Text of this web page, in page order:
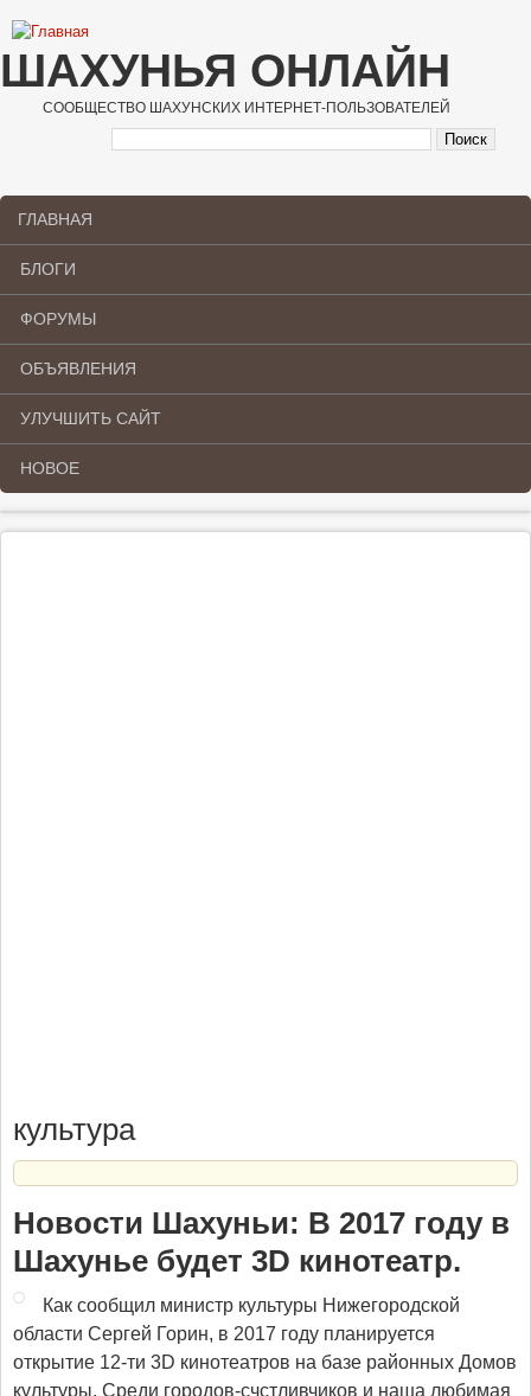
Перейти к основному содержанию
ШАХУНЬЯ ОНЛАЙН
СООБЩЕСТВО ШАХУНСКИХ ИНТЕРНЕТ-ПОЛЬЗОВАТЕЛЕЙ
Main menu
ГЛАВНАЯ
БЛОГИ
ФОРУМЫ
ОБЪЯВЛЕНИЯ
УЛУЧШИТЬ САЙТ
НОВОЕ
культура
Новости Шахуньи: В 2017 году в
Шахунье будет 3D кинотеатр.
Как сообщил министр культуры Нижегородской
области Сергей Горин, в 2017 году планируется
открытие 12-ти 3D кинотеатров на базе районных Домов
культуры. Среди городов-счстливчиков и наша любимая